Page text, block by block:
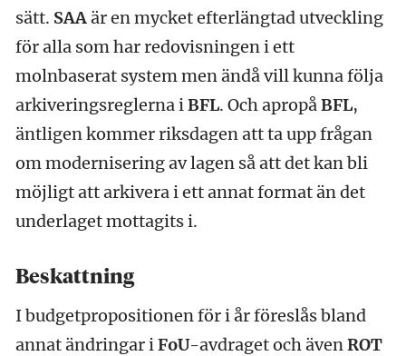
sätt. SAAär en mycket efterlängtad utveckling
för alla som har redovisningen i ett
molnbaserat system men ändå vill kunna följa
arkiveringsreglerna iBFL. Och apropåBFL,
äntligen kommer riksdagen att ta upp frågan
om modernisering av lagen så att det kan bli
möjligt att arkivera i ett annat format än det
underlaget mottagits i.
Beskattning
I budgetpropositionen för i år föreslås bland
annat ändringar iFoU-avdraget och ävenROT